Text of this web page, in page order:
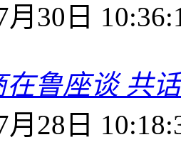
月30日
在鲁座谈 共
月28日